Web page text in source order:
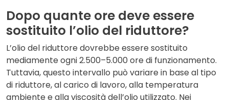
Dopo quante ore deve essere
sostituito l’olio del riduttore?
L’olio del riduttore dovrebbe essere sostituito
mediamente ogni 2.500–5.000 ore di funzionamento.
Tuttavia, questo intervallo può variare in base al tipo
di riduttore, al carico di lavoro, alla temperatura
ambiente e alla viscosità dell’olio utilizzato. Nei